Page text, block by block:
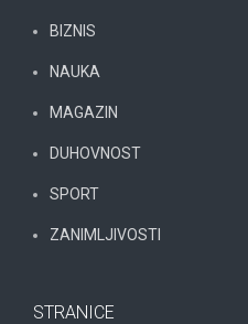
BIZNIS
NAUKA
MAGAZIN
DUHOVNOST
SPORT
ZANIMLJIVOSTI
STRANICE